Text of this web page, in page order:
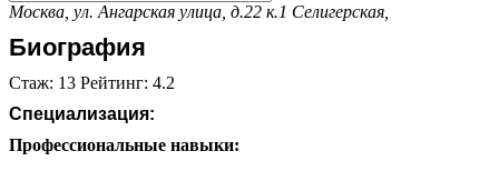
Москва, ул. Ангарская улица, д.22 к.1 Селигерская,
Биография
Стаж: 13 Рейтинг: 4.2
Специализация:
Профессиональные навыки: